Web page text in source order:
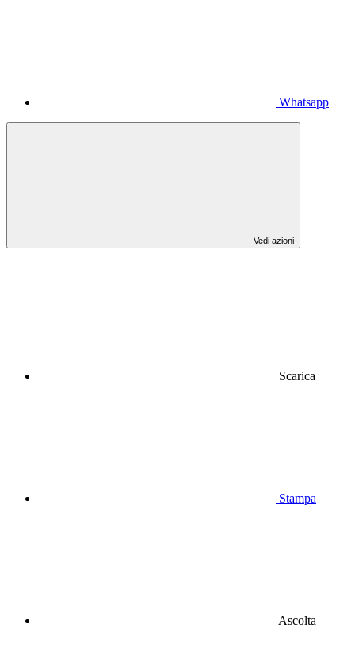
Whatsapp
Vedi azioni
Scarica
Stampa
Ascolta